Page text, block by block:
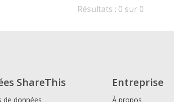
Résultats : 0 sur 0
ShareThis
de données
Entreprise
À propos